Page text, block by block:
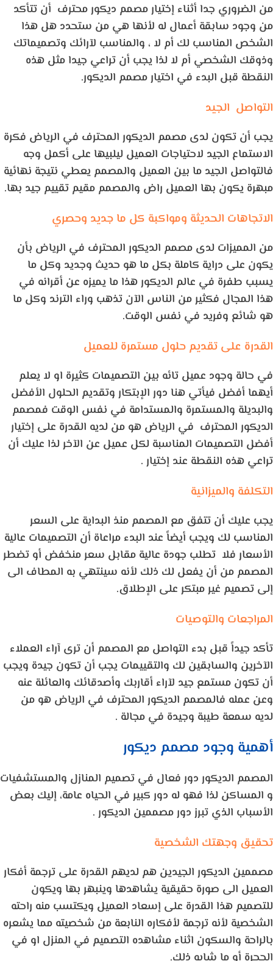
من الضروري جدا أثناء إختيار مصمم ديكور محترف أن تتأكد
من وجود سابقة أعمال له لأنها هي من ستحدد هل هذا
الشخص المناسب لك أم لا ، والمناسب لآرائك وتصميماتك
وذوقك الشخصي أم لا لذا يجب أن تراعي جيدا مثل هذه
النقطة قبل البدء في اختيار مصمم الديكور.
التواصل الجيد
يجب أن تكون لدى مصمم الديكور المحترف في الرياض فكرة
الاستماع الجيد لاحتياجات العميل ليلبيها على أكمل وجه
فالتواصل الجيد ما بين العميل والمصمم يعطي نتيجة نهائية
مبهرة يكون بها العميل راض والمصمم مقيم تقييم جيد بها.
الاتجاهات الحديثة ومواكبة كل ما جديد وحصري
من المميزات لدى مصمم الديكور المحترف في الرياض بأن
يكون على دراية كاملة بكل ما هو حديث وجديد وكل ما
يسبب طفرة في عالم الديكور هذا ما يميزه عن أقرانه في
هذا المجال فكثير من الناس الآن تذهب وراء الترند وكل ما
هو شائع وفريد في نفس الوقت.
القدرة على تقديم حلول مستمرة للعميل
في حالة وجود عميل تائه بين التصميمات كثيرة او لا يعلم
أيهما أفضل فيأتي هنا دور الإبتكار وتقديم الحلول الأفضل
والبديلة والمستمرة والمستدامة في نفس الوقت فمصمم
الديكور المحترف في الرياض هو من لديه القدرة على إختيار
أفضل التصميمات المناسبة لكل عميل عن الآخر لذا عليك أن
تراعي هذه النقطة عند إختيار .
التكلفة والميزانية
يجب عليك أن تتفق مع المصمم منذ البداية على السعر
المناسب لك ويجب أيضاً عند البدء مراعاة أن التصميمات عالية
الأسعار فلا تطلب جودة عالية مقابل سعر منخفض أو تضطر
المصمم من أن يفعل لك ذلك لأنه سينتهي به المطاف الى
إلى تصميم غير مبتكر على الإطلاق.
المراجعات والتوصيات
تأكد جيداً قبل بدء التواصل مع المصمم أن ترى آراء العملاء
الآخرين والسابقين لك والتقييمات يجب أن تكون جيدة ويجب
أن تكون مستمع جيد لآراء أقاربك وأصدقائك والعائلة عنه
وعن عمله فالمصمم الديكور المحترف في الرياض هو من
لديه سمعة طيبة وجيدة في مجالة .
أهمية وجود مصمم ديكور
المصمم الديكور دور فعال في تصميم المنازل والمستشفيات
و المساكن لذا فهو له دور كبير في الحياه عامة، إليك بعض
الأسباب الذي تبرز دور مصممين الديكور .
تحقيق وجهتك الشخصية
مصممين الديكور الجيدين هم لديهم القدرة على ترجمة أفكار
العميل الى صورة حقيقية يشاهدها وينبهر بها ويكون
للتصميم هذا القدرة على إسعاد العميل ويكتسب منه راحته
الشخصية لأنه ترجمة لأفكاره النابعة من شخصيته مما يشعره
بالراحة والسكون اثناء مشاهده التصميم في المنزل او في